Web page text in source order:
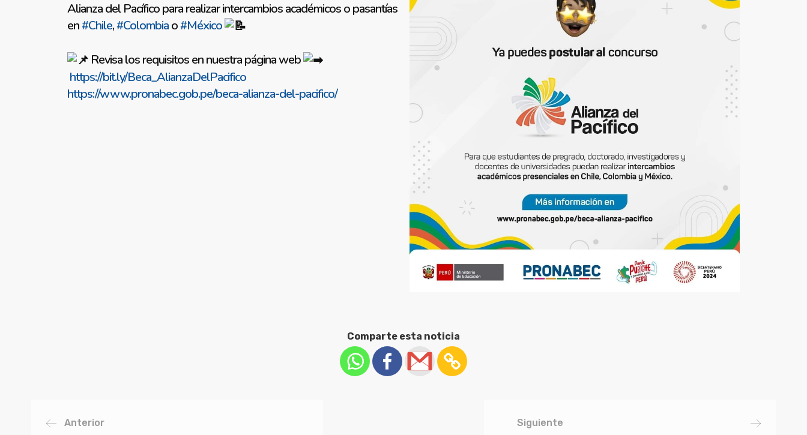
Alianza del Pacífico para realizar intercambios académicos o pasantías
en#Chile,#Colombiao#México
Revisa los requisitos en nuestra página web
https://bit.ly/Beca_AlianzaDelPacifico
https://www.pronabec.gob.pe/beca-alianza-del-pacifico/
Comparte esta noticia
Anterior
Siguiente